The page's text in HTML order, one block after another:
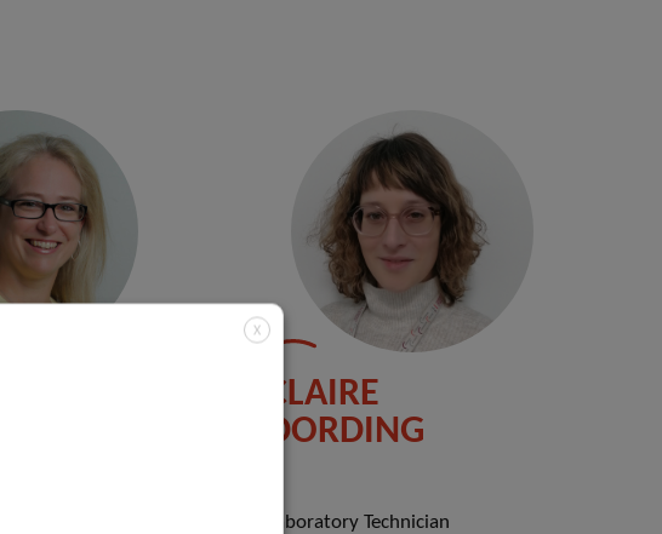
CLAIRE
DORDING
Laboratory Technician
X